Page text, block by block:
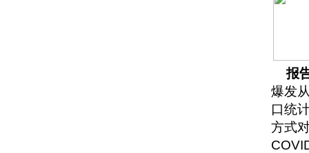
报
爆发
口统
方式